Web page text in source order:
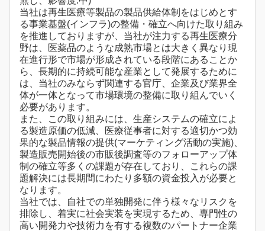
当社は再生医療等製品の製品供給体制をはじめとす
る事業基盤(インフラ)の整備・確立へ向けた取り組み
を推進しておりますが、当社が注力する再生医療分
野は、医薬品のような成熟市場とは大きく異なり現
在進行形で市場が形成されている段階にあることか
ら、長期的に持続可能な産業として発展するために
は、当社のみならず関連する官庁、企業及び業界全
体が一体となって市場環境の整備に取り組んでいく
必要があります。
また、この取り組みには、生産システムの確立によ
る製造原価の低減、医療従事者に対する適切かつ効
果的な製品情報の提供(マーケティング活動の実施)、
製造販売開始後の市販後調査等のフォローアップ体
制の確立等多くの課題が存在しており、これらの課
題解決には長期間にわたり多額の資金投入が必要と
なります。
当社では、自社での単独開発に伴う様々なリスクを
排除し、着実に社会実装を実現するため、専門性の
高い開発力や技術力を有する複数のパートナー企業